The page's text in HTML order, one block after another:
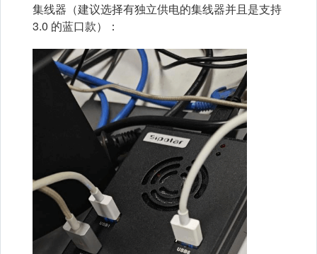
集线器（建议选择有独立供电的集线器并且是支持
3.0 的蓝口款）：